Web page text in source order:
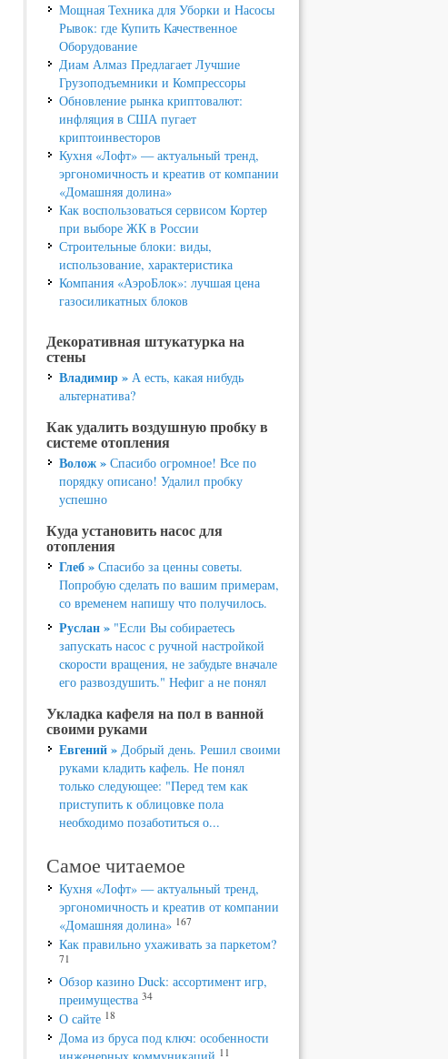
Мощная Техника для Уборки и Насосы
Рывок: где Купить Качественное
Оборудование
Диам Алмаз Предлагает Лучшие
Грузоподъемники и Компрессоры
Обновление рынка криптовалют:
инфляция в США пугает
криптоинвесторов
Кухня «Лофт» — актуальный тренд,
эргономичность и креатив от компании
«Домашняя долина»
Как воспользоваться сервисом Кортер
при выборе ЖК в России
Строительные блоки: виды,
использование, характеристика
Компания «АэроБлок»: лучшая цена
газосиликатных блоков
Декоративная штукатурка на
стены
Владимир »А есть, какая нибудь
альтернатива?
Как удалить воздушную пробку в
системе отопления
Волож »Спасибо огромное! Все по
порядку описано! Удалил пробку
успешно
Куда установить насос для
отопления
Глеб »Спасибо за ценны советы.
Попробую сделать по вашим примерам,
со временем напишу что получилось.
Руслан »"Если Вы собираетесь
запускать насос с ручной настройкой
скорости вращения, не забудьте вначале
его развоздушить." Нефиг а не понял
Укладка кафеля на пол в ванной
своими руками
Евгений »Добрый день. Решил своими
руками кладить кафель. Не понял
только следующее: "Перед тем как
приступить к облицовке пола
необходимо позаботиться о...
Самое читаемое
Кухня «Лофт» — актуальный тренд,
эргономичность и креатив от компании
«Домашняя долина» 167
Как правильно ухаживать за паркетом?
71
Обзор казино Duck: ассортимент игр,
преимущества 34
О сайте 18
Дома из бруса под ключ: особенности
11